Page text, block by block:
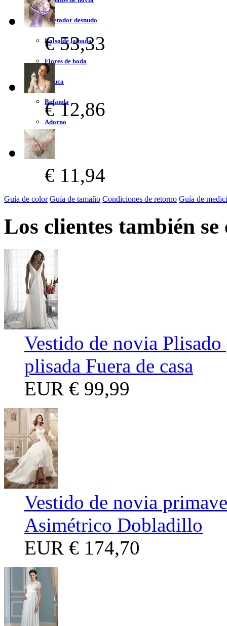
Sujetador desnudo
Bolso de la boda
Flores de boda
Peluca
Bufanda
Adorno
€ 53,33
€ 12,86
€ 11,94
Guía de color Guía de tamaño Condiciones de retorno Guía de
Los clientes también se
Vestido de novia
plisada Fuera de casa
EUR € 99,99
Vestido de novia
Asimétrico Dobladillo
EUR € 174,70